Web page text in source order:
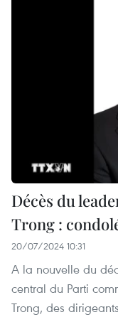
Décès du
Trong :
20/07/2024 10:31
A la nouvelle du
central du Parti
Trong, des